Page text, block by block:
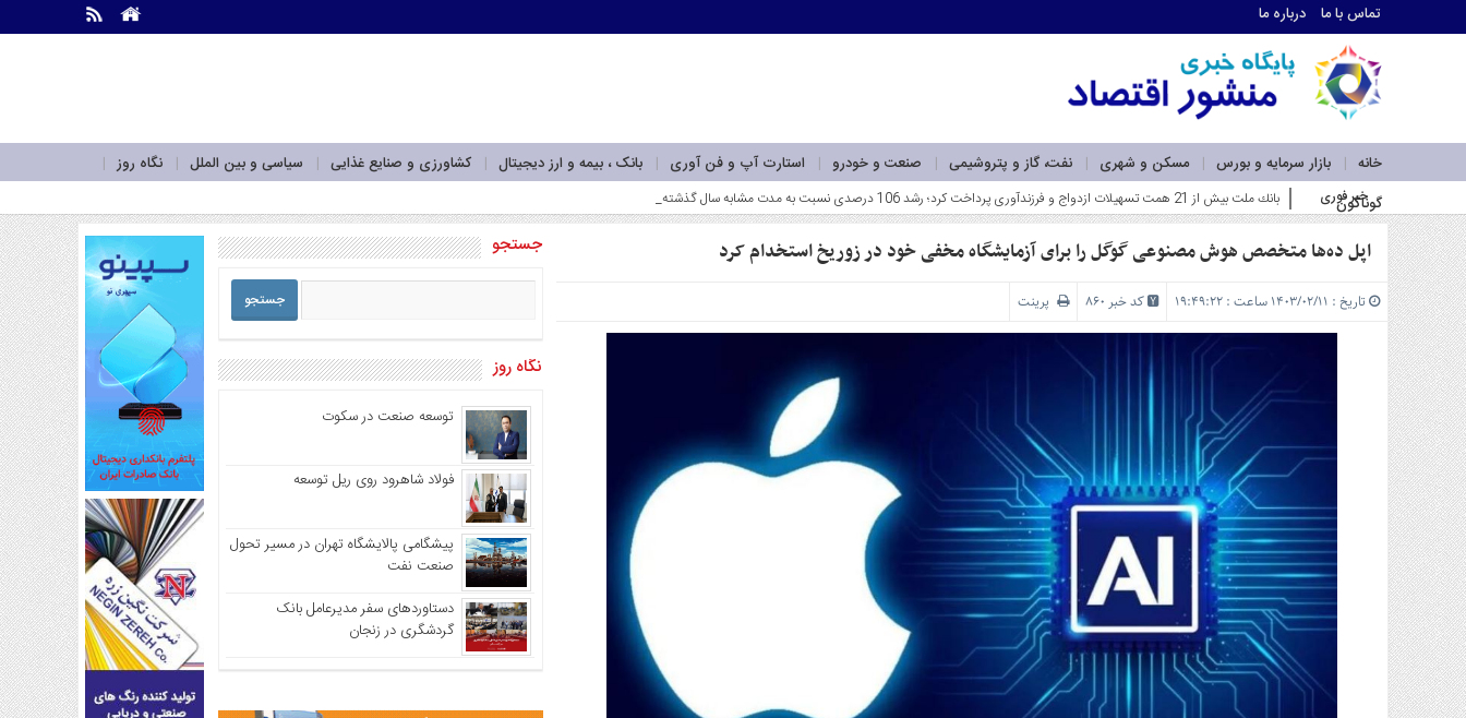
تماس با ما درباره ما
خانه بازار سرمایه و بورس مسکن و شهری نفت، گاز و پتروشیمی صنعت و خودرو استارت آپ و فن آوری بانک ، بیمه و ارز دیجیتال کشاورزی و صنایع غذایی سیاسی و بین الملل
نگاه روز
گوناگون
ما
درباره
سرویس
ها
خانه
بازار
سرمایه
و
بورس
مسکن
و
شهری
نفت،
گاز
و
پتروشیمی
صنعت
و
خودرو
استارت
آپ
و
خبر فوری فاز اول نیروگاه خورشیدی بهبهان فولاد خوزستان در _
اپل ده‌ها متخصص هوش مصنوعی گوگل را برای آزمایشگاه مخفی خود در زوریخ استخدام کرد
تاریخ : ۱۴۰۳/۰۲/۱۱ ساعت : ۱۹:۴۹:۲۲ کد خبر 860 پرینت
جستجو
نگاه روز
توسعه صنعت در سکوت
فولاد شاهرود روی ریل توسعه
پیشگامی پالایشگاه تهران در مسیر تحول
صنعت نفت
دستاوردهای سفر مدیرعامل بانک
گردشگری در زنجان